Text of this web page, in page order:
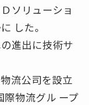
ソリューショ
した。
進出に技術サ
流公司を設立
物流グル ープ